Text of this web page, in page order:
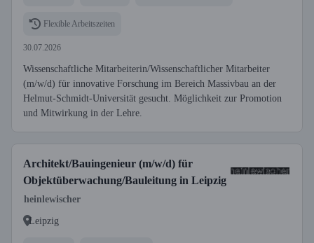
Flexible Arbeitszeiten
30.07.2026
Wissenschaftliche Mitarbeiterin/Wissenschaftlicher Mitarbeiter
(m/w/d) für innovative Forschung im Bereich Massivbau an der
Helmut-Schmidt-Universität gesucht. Möglichkeit zur Promotion
und Mitwirkung in der Lehre.
Architekt/Bauingenieur (m/w/d) für
Objektüberwachung/Bauleitung in Leipzig
heinlewischer
Leipzig